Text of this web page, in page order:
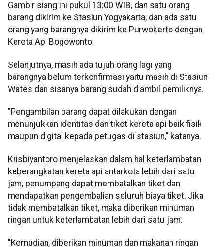
Gambir siang ini pukul 13:00 WIB, dan satu orang
barang dikirim ke Stasiun Yogyakarta, dan ada satu
orang yang barangnya dikirim ke Purwokerto dengan
Kereta Api Bogowonto.
Selanjutnya, masih ada tujuh orang lagi yang
barangnya belum terkonfirmasi yaitu masih di Stasiun
Wates dan sisanya barang sudah diambil pemiliknya.
"Pengambilan barang dapat dilakukan dengan
menunjukkan identitas dan tiket kereta api baik fisik
maupun digital kepada petugas di stasiun," katanya.
Krisbiyantoro menjelaskan dalam hal keterlambatan
keberangkatan kereta api antarkota lebih dari satu
jam, penumpang dapat membatalkan tiket dan
mendapatkan pengembalian seluruh biaya tiket. Jika
tidak membatalkan tiket, maka diberikan minuman
ringan untuk keterlambatan lebih dari satu jam.
"Kemudian, diberikan minuman dan makanan ringan